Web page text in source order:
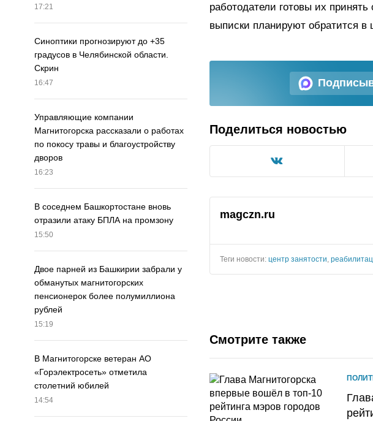
17:21
Синоптики прогнозируют до +35
градусов в Челябинской области.
Скрин
16:47
Управляющие компании
Магнитогорска рассказали о работах
по покосу травы и благоустройству
дворов
16:23
В соседнем Башкортостане вновь
отразили атаку БПЛА на промзону
15:50
Двое парней из Башкирии забрали у
обманутых магнитогорских
пенсионерок более полумиллиона
рублей
15:19
В Магнитогорске ветеран АО
«Горэлектросеть» отметила
столетний юбилей
14:54
работодатели готовы их
выписки планируют обратится в
Поделиться новостью
magczn.ru
Теги новости: центр занятости
Смотрите также